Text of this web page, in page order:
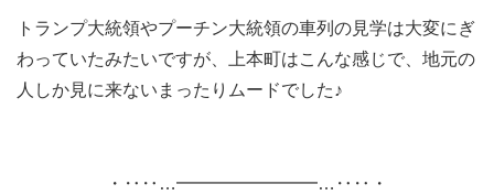
トランプ大統領やプーチン大統領の車列の見学は大変にぎ
わっていたみたいですが、上本町はこんな感じで、地元の
人しか見に来ないまったりムードでした♪
・‥‥…━━━━━━━━…‥‥・